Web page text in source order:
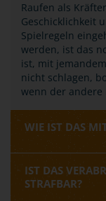
Raufen als
Geschicklichkeit
Spielregeln
werden, ist das
ist, mit
nicht schlagen,
wenn der
WIE IST DAS
IST DAS
STRAFBAR?